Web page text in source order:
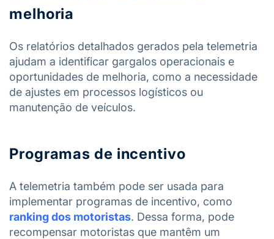
melhoria
Os relatórios detalhados gerados pela telemetria
ajudam a identificar gargalos operacionais e
oportunidades de melhoria, como a necessidade
de ajustes em processos logísticos ou
manutenção de veículos.
Programas de incentivo
A telemetria também pode ser usada para
implementar programas de incentivo, como
ranking dos motoristas. Dessa forma, pode
recompensar motoristas que mantêm um